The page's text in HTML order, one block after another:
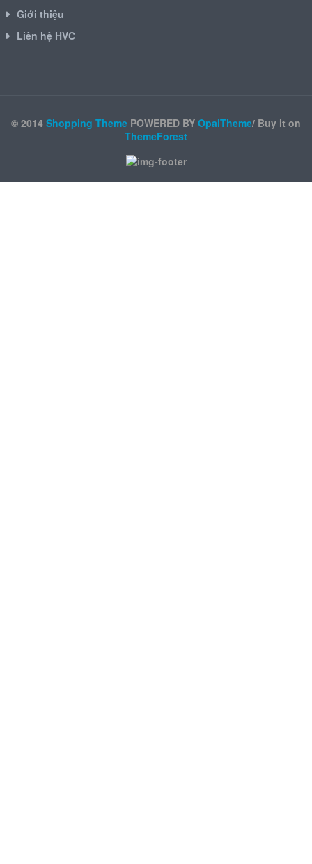
Giới thiệu
Liên hệ HVC
© 2014 Shopping Theme POWERED BY OpalTheme/ Buy it on
ThemeForest